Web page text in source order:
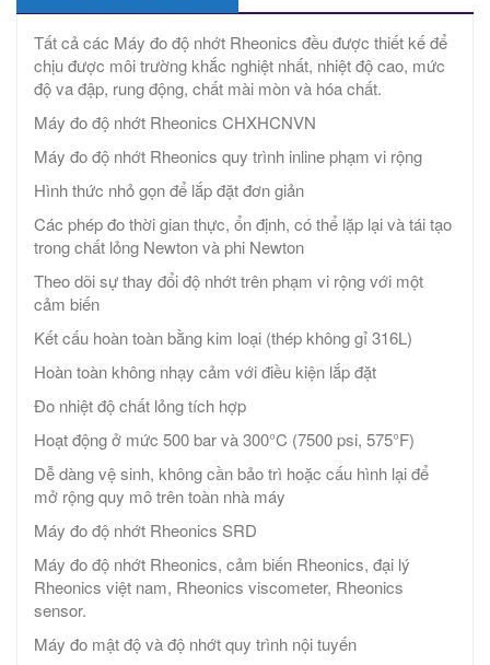
Tất cả các Máy đo độ nhớt Rheonics đều được thiết kế để
chịu được môi trường khắc nghiệt nhất, nhiệt độ cao, mức
độ va đập, rung động, chất mài mòn và hóa chất.
Máy đo độ nhớt Rheonics CHXHCNVN
Máy đo độ nhớt Rheonics quy trình inline phạm vi rộng
Hình thức nhỏ gọn để lắp đặt đơn giản
Các phép đo thời gian thực, ổn định, có thể lặp lại và tái tạo
trong chất lỏng Newton và phi Newton
Theo dõi sự thay đổi độ nhớt trên phạm vi rộng với một
cảm biến
Kết cấu hoàn toàn bằng kim loại (thép không gỉ 316L)
Hoàn toàn không nhạy cảm với điều kiện lắp đặt
Đo nhiệt độ chất lỏng tích hợp
Hoạt động ở mức 500 bar và 300°C (7500 psi, 575°F)
Dễ dàng vệ sinh, không cần bảo trì hoặc cấu hình lại để
mở rộng quy mô trên toàn nhà máy
Máy đo độ nhớt Rheonics SRD
Máy đo độ nhớt Rheonics, cảm biến Rheonics, đại lý
Rheonics việt nam, Rheonics viscometer, Rheonics
sensor.
Máy đo mật độ và độ nhớt quy trình nội tuyến